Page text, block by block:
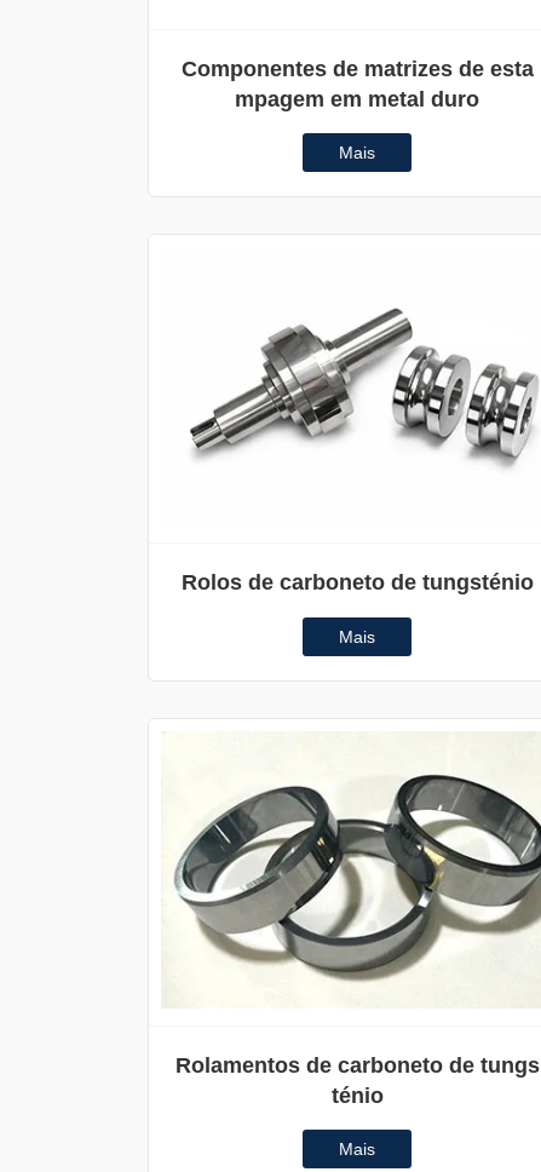
Componentes de matrizes de esta
mpagem em metal duro
Mais
Rolos de carboneto de tungsténio
Mais
Rolamentos de carboneto de tungs
ténio
Mais